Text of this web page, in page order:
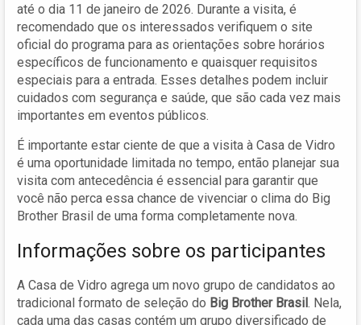
até o dia 11 de janeiro de 2026. Durante a visita, é
recomendado que os interessados verifiquem o site
oficial do programa para as orientações sobre horários
específicos de funcionamento e quaisquer requisitos
especiais para a entrada. Esses detalhes podem incluir
cuidados com segurança e saúde, que são cada vez mais
importantes em eventos públicos.
É importante estar ciente de que a visita à Casa de Vidro
é uma oportunidade limitada no tempo, então planejar sua
visita com antecedência é essencial para garantir que
você não perca essa chance de vivenciar o clima do Big
Brother Brasil de uma forma completamente nova.
Informações sobre os participantes
A Casa de Vidro agrega um novo grupo de candidatos ao
tradicional formato de seleção do Big Brother Brasil. Nela,
cada uma das casas contém um grupo diversificado de